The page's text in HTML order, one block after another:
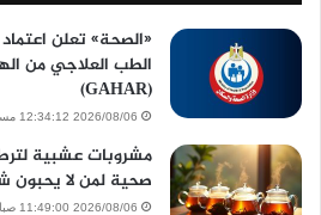
الطب العلاجي من
(GAHAR)
2026/08/06 12:34:12 مساءً
صحية لمن لا يحبون
2026/08/06 11:49:00 صباحًا